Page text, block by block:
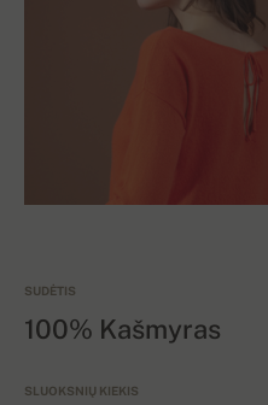
SUDĖTIS
100% Kašmyras
SLUOKSNIŲ KIEKIS